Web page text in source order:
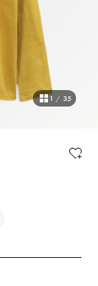
1 / 35